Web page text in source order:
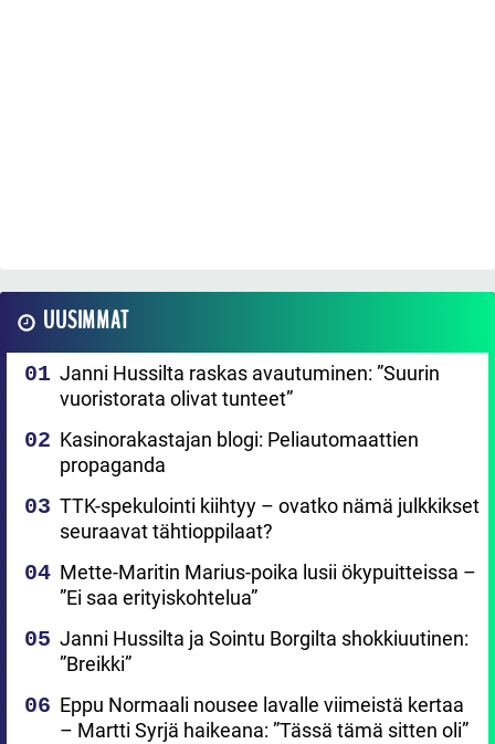
UUSIMMAT
Janni Hussilta raskas avautuminen: ”Suurin
vuoristorata olivat tunteet”
Kasinorakastajan blogi: Peliautomaattien
propaganda
TTK-spekulointi kiihtyy – ovatko nämä julkkikset
seuraavat tähtioppilaat?
Mette-Maritin Marius-poika lusii ökypuitteissa –
”Ei saa erityiskohtelua”
Janni Hussilta ja Sointu Borgilta shokkiuutinen:
”Breikki”
Eppu Normaali nousee lavalle viimeistä kertaa
– Martti Syrjä haikeana: ”Tässä tämä sitten oli”